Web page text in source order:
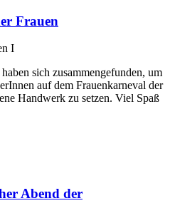
Frauen
sich zusammengefunden, um
auf dem Frauenkarneval der
Handwerk zu setzen. Viel Spaß
Abend der